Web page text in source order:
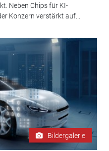
Neben Chips für KI-
Konzern verstärkt auf...
Bildergalerie